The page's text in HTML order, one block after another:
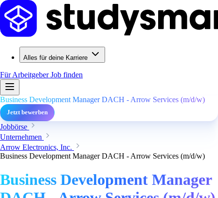
Alles für deine Karriere
Für ArbeitgeberJob finden
Business Development Manager DACH - Arrow Services (m/d/w)
Jetzt bewerben
Jobbörse
Unternehmen
Arrow Electronics, Inc.
Business Development Manager DACH - Arrow Services (m/d/w)
Business Development Manager